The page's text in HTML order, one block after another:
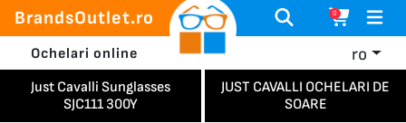
BrandsOutlet.ro 0
Ochelari online ro
Just Cavalli Sunglasses
SJC111 300Y
JUST CAVALLI OCHELARI DE
SOARE